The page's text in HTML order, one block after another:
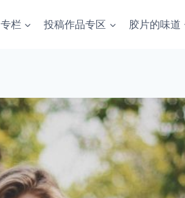
专栏 投稿作品专区 胶片的味道